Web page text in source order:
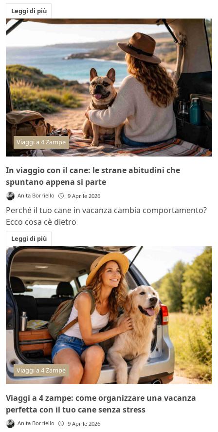
Leggi di più
Viaggi a 4 Zampe
In viaggio con il cane: le strane abitudini che
spuntano appena si parte
Anita Borriello 9 Aprile 2026
Perché il tuo cane in vacanza cambia comportamento?
Ecco cosa cè dietro
Leggi di più
Viaggi a 4 Zampe
Viaggi a 4 zampe: come organizzare una vacanza
perfetta con il tuo cane senza stress
Anita Borriello 9 Aprile 2026